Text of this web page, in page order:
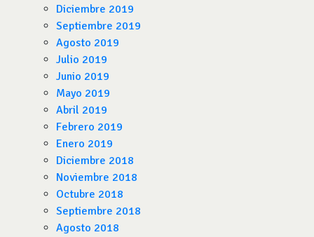
Diciembre 2019
Septiembre 2019
Agosto 2019
Julio 2019
Junio 2019
Mayo 2019
Abril 2019
Febrero 2019
Enero 2019
Diciembre 2018
Noviembre 2018
Octubre 2018
Septiembre 2018
Agosto 2018